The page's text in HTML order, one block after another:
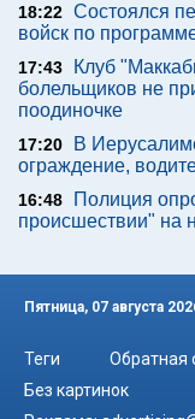
18:22 Состоялся
войск по
17:43
Клуб
болельщиков не
поодиночке
17:20
В
ограждение,
16:48
Полиция
происшествии" на
Пятница, 07 августа
Теги Обратная
Без картинок